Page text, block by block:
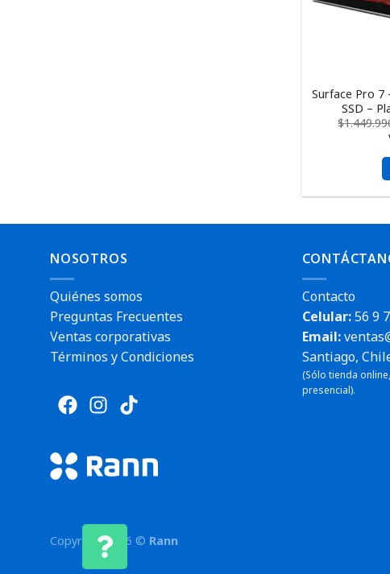
Surface Pro 7
SSD –
$
NOSOTROS
Quiénes somos
Preguntas Frecuentes
Ventas corporativas
Términos y Condiciones
Contacto
Celular:56 9
Email:
Santiago,
(Sólo tienda
presencial).
Copyright 2026 © Rann